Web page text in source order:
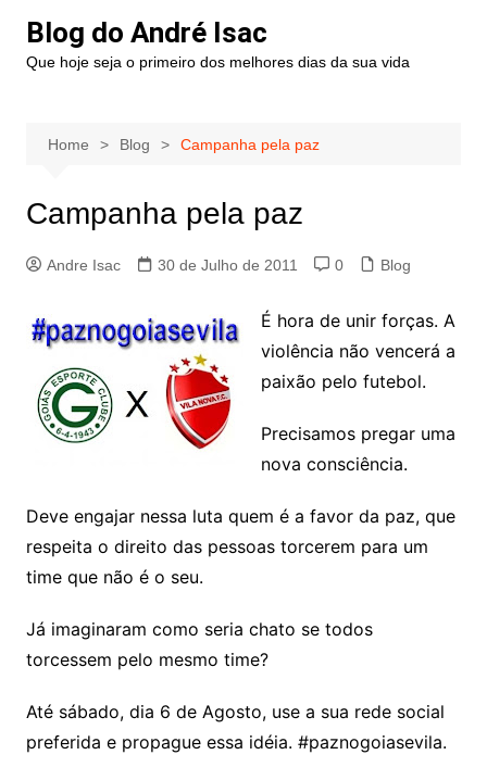
Blog do André Isac
Que hoje seja o primeiro dos melhores dias da sua vida
Home Blog Campanha pela paz
Campanha pela paz
Andre Isac 30 de Julho de 2011 0 Blog
É hora de unir forças. A
violência não vencerá a
paixão pelo futebol.
Precisamos pregar uma
nova consciência.
Deve engajar nessa luta quem é a favor da paz, que
respeita o direito das pessoas torcerem para um
time que não é o seu.
Já imaginaram como seria chato se todos
torcessem pelo mesmo time?
Até sábado, dia 6 de Agosto, use a sua rede social
preferida e propague essa idéia. #paznogoiasevila.